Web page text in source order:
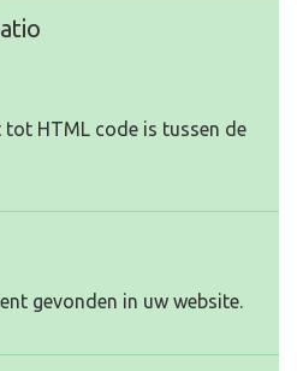
HTML code is tussen de
gevonden in uw website.